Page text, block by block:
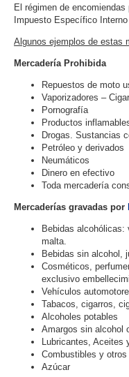
El régimen de
Impuesto Específico
Algunos ejemplos de estas
Mercadería Prohibida
Repuestos de moto
Vaporizadores –
Pornografía
Productos
Drogas. Sustancias
Petróleo y derivados
Neumáticos
Dinero en efectivo
Toda mercadería
Mercaderías gravadas por
Bebidas
malta.
Bebidas sin alcohol,
Cosméticos,
exclusivo
Vehículos
Tabacos, cigarros,
Alcoholes potables
Amargos sin alcohol
Lubricantes, Aceites
Combustibles y
Azúcar